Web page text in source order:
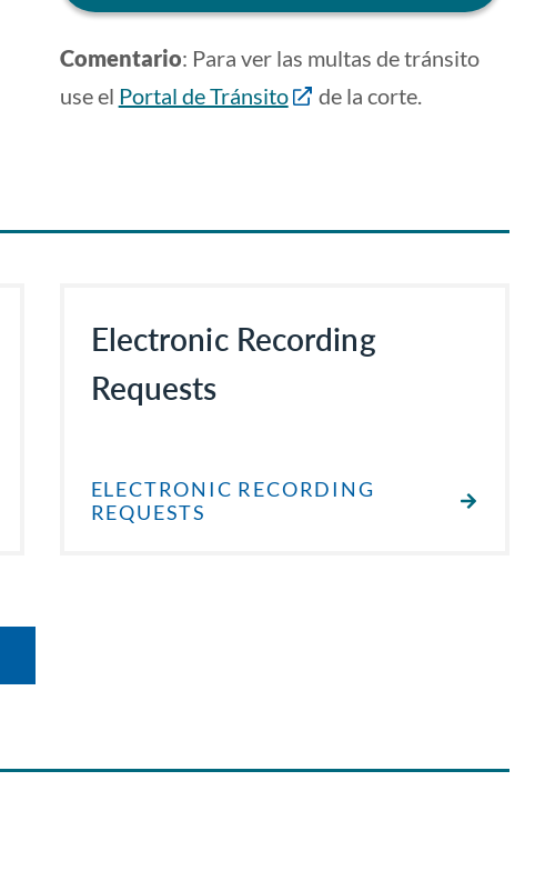
Comentario: Para ver las multas de tránsito
use el Portal de Tránsito de la corte.
Electronic Recording
Requests
ELECTRONIC RECORDING
REQUESTS